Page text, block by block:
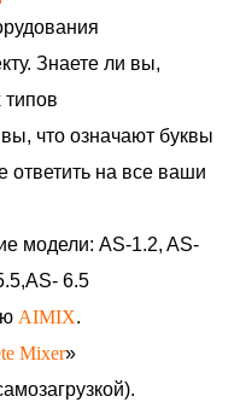
Знаете ли вы,
типов
что означают буквы
ответить на все ваши
модели: AS-1.2, AS-
6.5
AIMIX.
Mixer»